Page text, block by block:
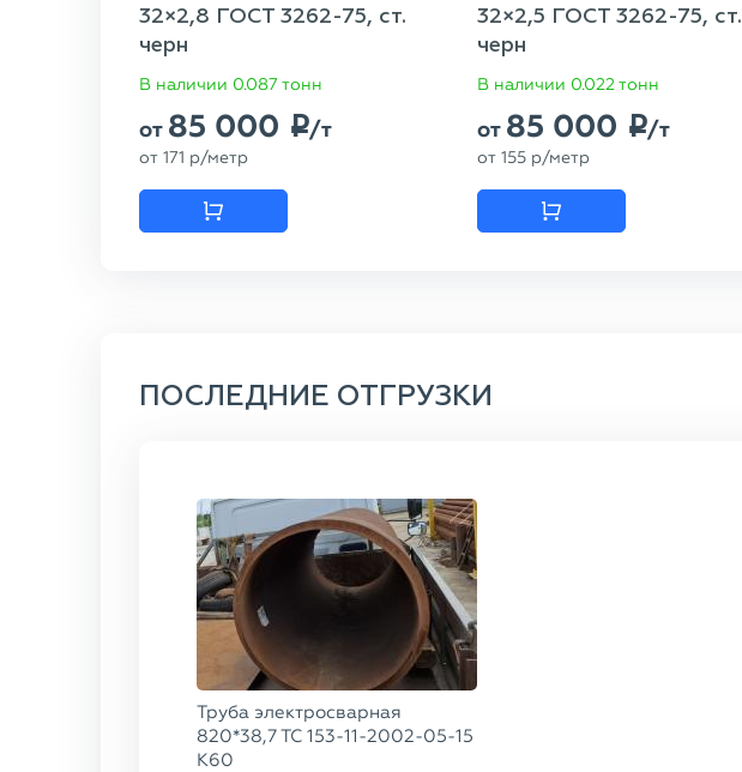
32×2,8 ГОСТ 3262-75, ст.
черн
В наличии 0.087 тонн
от 85 000 p/т
от 171 p/метр
32×2,5 ГОСТ 3262-75, ст.
черн
В наличии 0.022 тонн
от 85 000 p/т
от 155 p/метр
ПОСЛЕДНИЕ ОТГРУЗКИ
Труба электросварная
820*38,7 ТС 153-11-2002-05-15
К60